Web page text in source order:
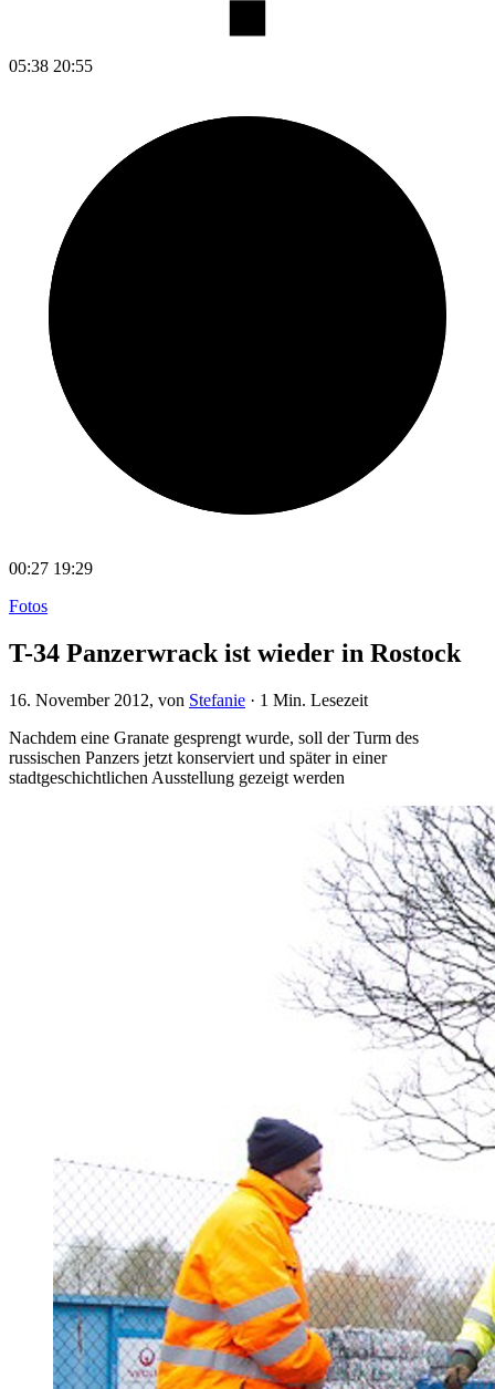
05:38 20:55
00:27 19:29
Fotos
T-34 Panzerwrack ist wieder in Rostock
16. November 2012, von Stefanie · 1 Min. Lesezeit
Nachdem eine Granate gesprengt wurde, soll der Turm des
russischen Panzers jetzt konserviert und später in einer
stadtgeschichtlichen Ausstellung gezeigt werden